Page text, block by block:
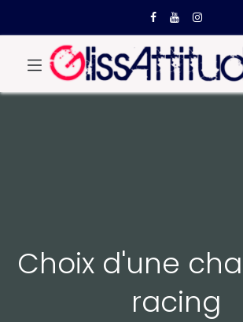
Choix d'une
racing